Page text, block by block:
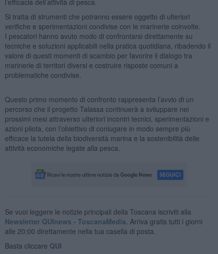
Si tratta di strumenti che potranno essere oggetto di ulteriori
verifiche e sperimentazioni condivise con le marinerie coinvolte.
I pescatori hanno avuto modo di confrontarsi direttamente su
tecniche e soluzioni applicabili nella pratica quotidiana, ribadendo il
valore di questi momenti di scambio per favorire il dialogo tra
marinerie di territori diversi e costruire risposte comuni a
problematiche condivise.
Questo primo momento di confronto rappresenta l’avvio di un
percorso che il progetto Talassa continuerà a sviluppare nei
prossimi mesi attraverso ulteriori incontri tecnici, sperimentazioni e
azioni pilota, con l’obiettivo di coniugare in modo sempre più
efficace la tutela della biodiversità marina e la sostenibilità delle
attività economiche legate alla pesca.
Se vuoi leggere le notizie principali della Toscana iscriviti alla
Newsletter QUInews - ToscanaMedia. Arriva gratis tutti i giorni
alle 20:00 direttamente nella tua casella di posta.
Basta cliccare QUI